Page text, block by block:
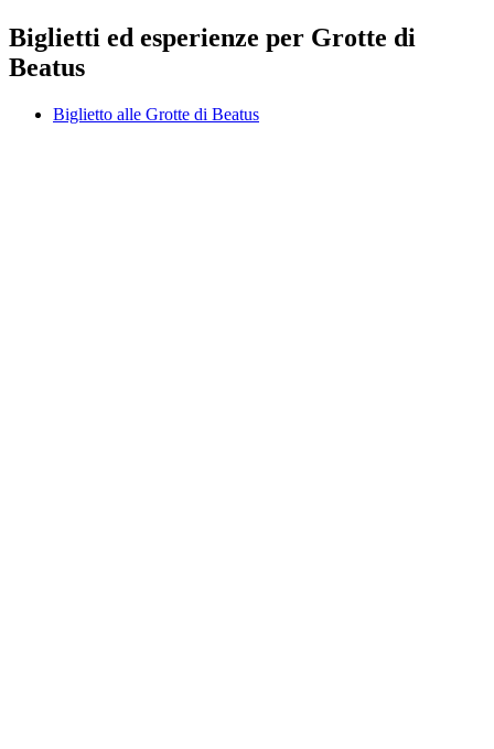
Biglietti ed esperienze per Grotte di
Beatus
Biglietto alle Grotte di Beatus